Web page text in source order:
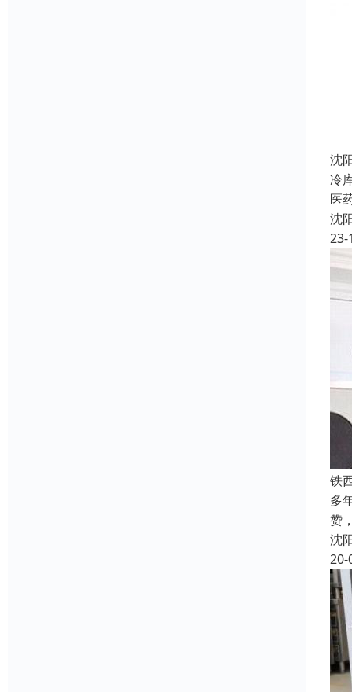
沈
冷
医
沈
23-
铁
多
赞
沈
20-